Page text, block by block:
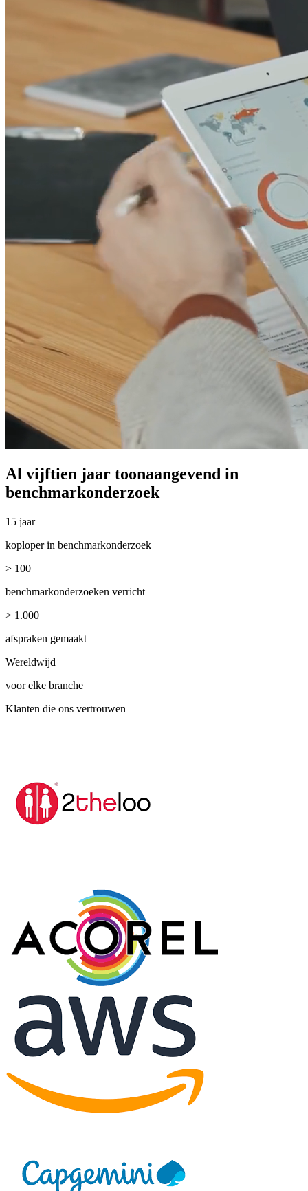
Al vijftien jaar toonaangevend in
benchmarkonderzoek
15 jaar
koploper in benchmarkonderzoek
> 100
benchmarkonderzoeken verricht
> 1.000
afspraken gemaakt
Wereldwijd
voor elke branche
Klanten die ons vertrouwen